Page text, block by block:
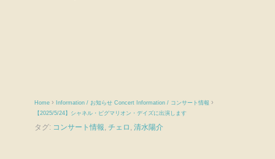
Home › Information / お知らせ Concert Information / コンサート情報 ›
【2025/5/24】シャネル・ピグマリオン・デイズに出演します
タグ: コンサート情報, チェロ , 清水陽介